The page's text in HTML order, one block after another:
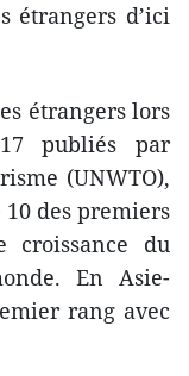
étrangers d’ici
étrangers lors
publiés par
(UNWTO),
10 des premiers
croissance du
En Asie-
rang avec